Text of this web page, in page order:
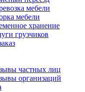
мебели
мебели
хранение
грузчиков
частных лиц
организаций